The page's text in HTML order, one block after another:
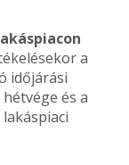
a
időjárási
és a